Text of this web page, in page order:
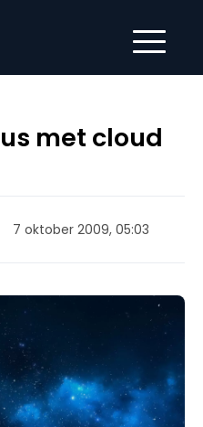
met cloud
7 oktober 2009, 05:03